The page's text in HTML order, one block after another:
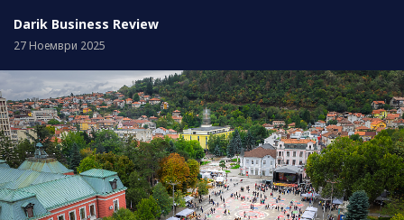
Darik Business Review
27 Ноември 2025